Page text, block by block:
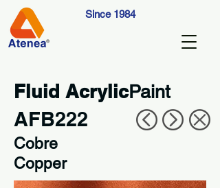
Since 1984
Fluid AcrylicPaint
Cobre
Copper
AFB222